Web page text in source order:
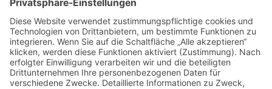
Richtung Kobern-Gondorf;
Abzweig Lonnig